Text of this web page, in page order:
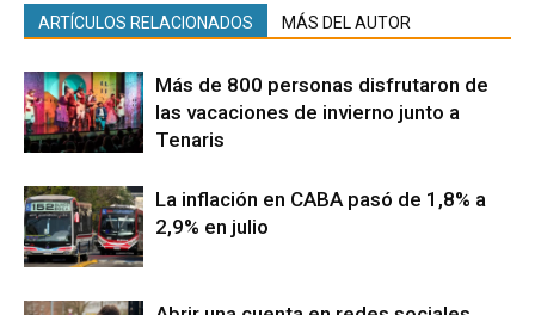
ARTÍCULOS RELACIONADOS MÁS DEL AUTOR
Más de 800 personas disfrutaron de
las vacaciones de invierno junto a
Tenaris
La inflación en CABA pasó de 1,8% a
2,9% en julio